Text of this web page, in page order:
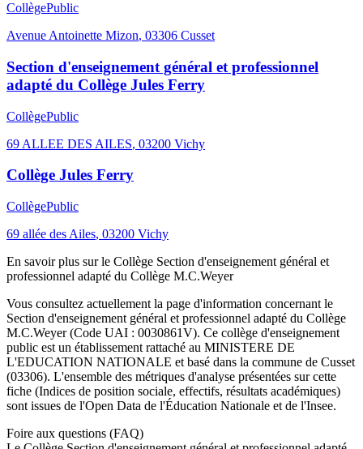
CollègePublic
Avenue Antoinette Mizon, 03306 Cusset
Section d'enseignement général et professionnel
adapté du Collège Jules Ferry
CollègePublic
69 ALLEE DES AILES, 03200 Vichy
Collège Jules Ferry
CollègePublic
69 allée des Ailes, 03200 Vichy
En savoir plus sur le Collège Section d'enseignement général et
professionnel adapté du Collège M.C.Weyer
Vous consultez actuellement la page d'information concernant le
Section d'enseignement général et professionnel adapté du Collège
M.C.Weyer(Code UAI : 0030861V). Ce collège d'enseignement
public est un établissement rattaché au MINISTERE DE
L'EDUCATION NATIONALE et basé dans la commune de Cusset
(03306). L'ensemble des métriques d'analyse présentées sur cette
fiche (Indices de position sociale, effectifs, résultats académiques)
sont issues de l'Open Data de l'Éducation Nationale et de l'Insee.
Foire aux questions (FAQ)